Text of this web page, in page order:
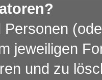
Personen
jeweiligen
und zu